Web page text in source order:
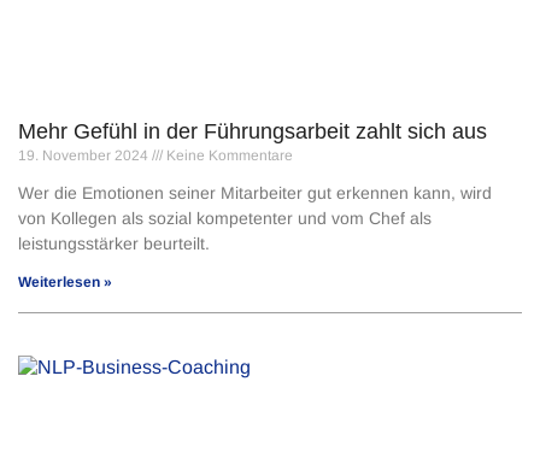
Mehr Gefühl in der Führungsarbeit zahlt sich aus
19. November 2024 Keine Kommentare
Wer die Emotionen seiner Mitarbeiter gut erkennen kann, wird
von Kollegen als sozial kompetenter und vom Chef als
leistungsstärker beur­teilt.
Weiterlesen »